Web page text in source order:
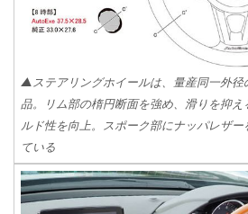
▲ステアリングホイールは、量産同一外径
品。リム部の楕円断面を強め、滑りを抑
ルド性を向上。スポーク部にナッパレザー
ている